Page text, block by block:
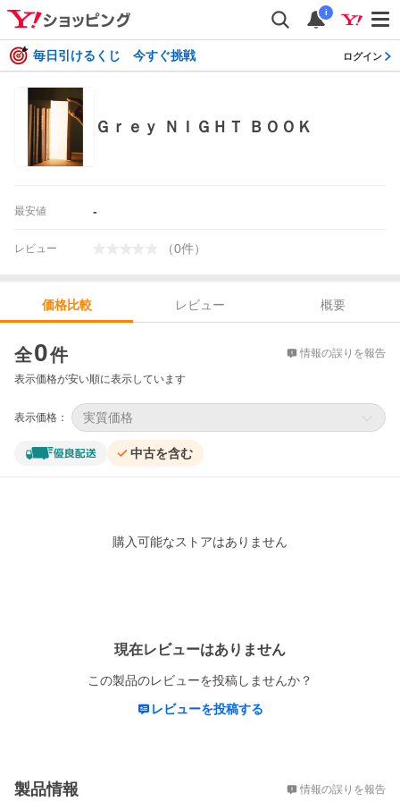
i
毎日引けるくじ 今すぐ挑戦 ログイン
Ｇｒｅｙ ＮＩＧＨＴ ＢＯＯＫ
最安値 -
レビュー （0件）
価格比較 レビュー
概要
全0件 情報の誤りを報告
表示価格が安い順に表示しています
表示価格： 実質価格
中古を含む
購入可能なストアはありません
現在レビューはありません
この製品のレビューを投稿しませんか？
レビューを投稿する
製品情報 情報の誤りを報告